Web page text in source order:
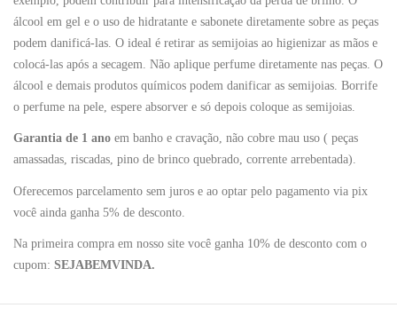
álcool em gel e o uso de hidratante e sabonete diretamente sobre as peças
podem danificá-las. O ideal é retirar as semijoias ao higienizar as mãos e
colocá-las após a secagem. Não aplique perfume diretamente nas peças. O
álcool e demais produtos químicos podem danificar as semijoias. Borrife
o perfume na pele, espere absorver e só depois coloque as semijoias.
Garantia de 1 ano em banho e cravação, não cobre mau uso ( peças
amassadas, riscadas, pino de brinco quebrado, corrente arrebentada).
Oferecemos parcelamento sem juros e ao optar pelo pagamento via pix
você ainda ganha 5% de desconto.
Na primeira compra em nosso site você ganha 10% de desconto com o
cupom: SEJABEMVINDA.